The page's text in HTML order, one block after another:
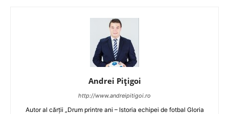
Andrei Pițigoi
http://www.andreipitigoi.ro
Autor al cărţii „Drum printre ani – Istoria echipei de fotbal Gloria